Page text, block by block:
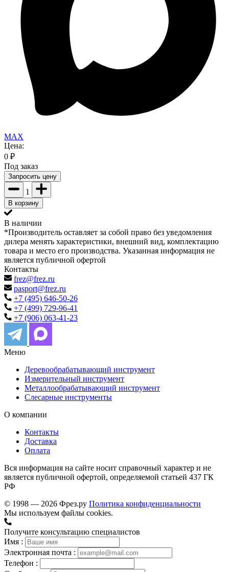
MAX
Цена:
0 ₽
Под заказ
Запросить цену
1
В корзину
В наличии
*Производитель оставляет за собой право без уведомления
дилера менять характеристики, внешний вид, комплектацию
товара и место его производства. Указанная информация не
является публичной офертой
Контакты
frez@frez.ru
pasport@frez.ru
+7 (495) 646-50-26
+7 (499) 729-96-41
+7 (906) 063-41-23
Меню
Деревообрабатывающий инструмент
Измерительный инструмент
Металлообрабатывающий инструмент
Слесарные инструменты
О компании
Контакты
Доставка
Оплата
Вся информация на сайте носит справочный характер и не
является публичной офертой, определяемой статьей 437 ГК
РФ
© 1998 — 2026 Фрез.ру Политика конфиденциальности
Мы используем файлы cookies.
Получите консультацию специалистов
Имя :
Электронная почта :
Телефон :